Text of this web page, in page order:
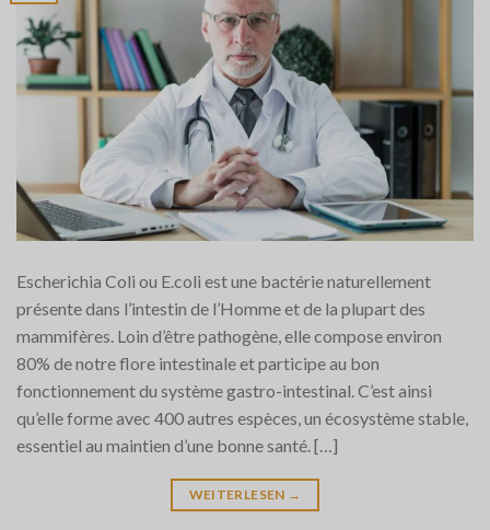
Escherichia Coli ou E.coli est une bactérie naturellement
présente dans l’intestin de l’Homme et de la plupart des
mammifères. Loin d’être pathogène, elle compose environ
80% de notre flore intestinale et participe au bon
fonctionnement du système gastro-intestinal. C’est ainsi
qu’elle forme avec 400 autres espèces, un écosystème stable,
essentiel au maintien d’une bonne santé. […]
WEITERLESEN →